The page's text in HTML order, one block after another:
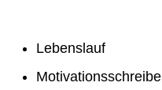
Lebenslauf